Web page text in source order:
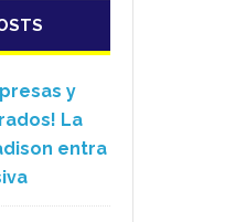
y
La
entra